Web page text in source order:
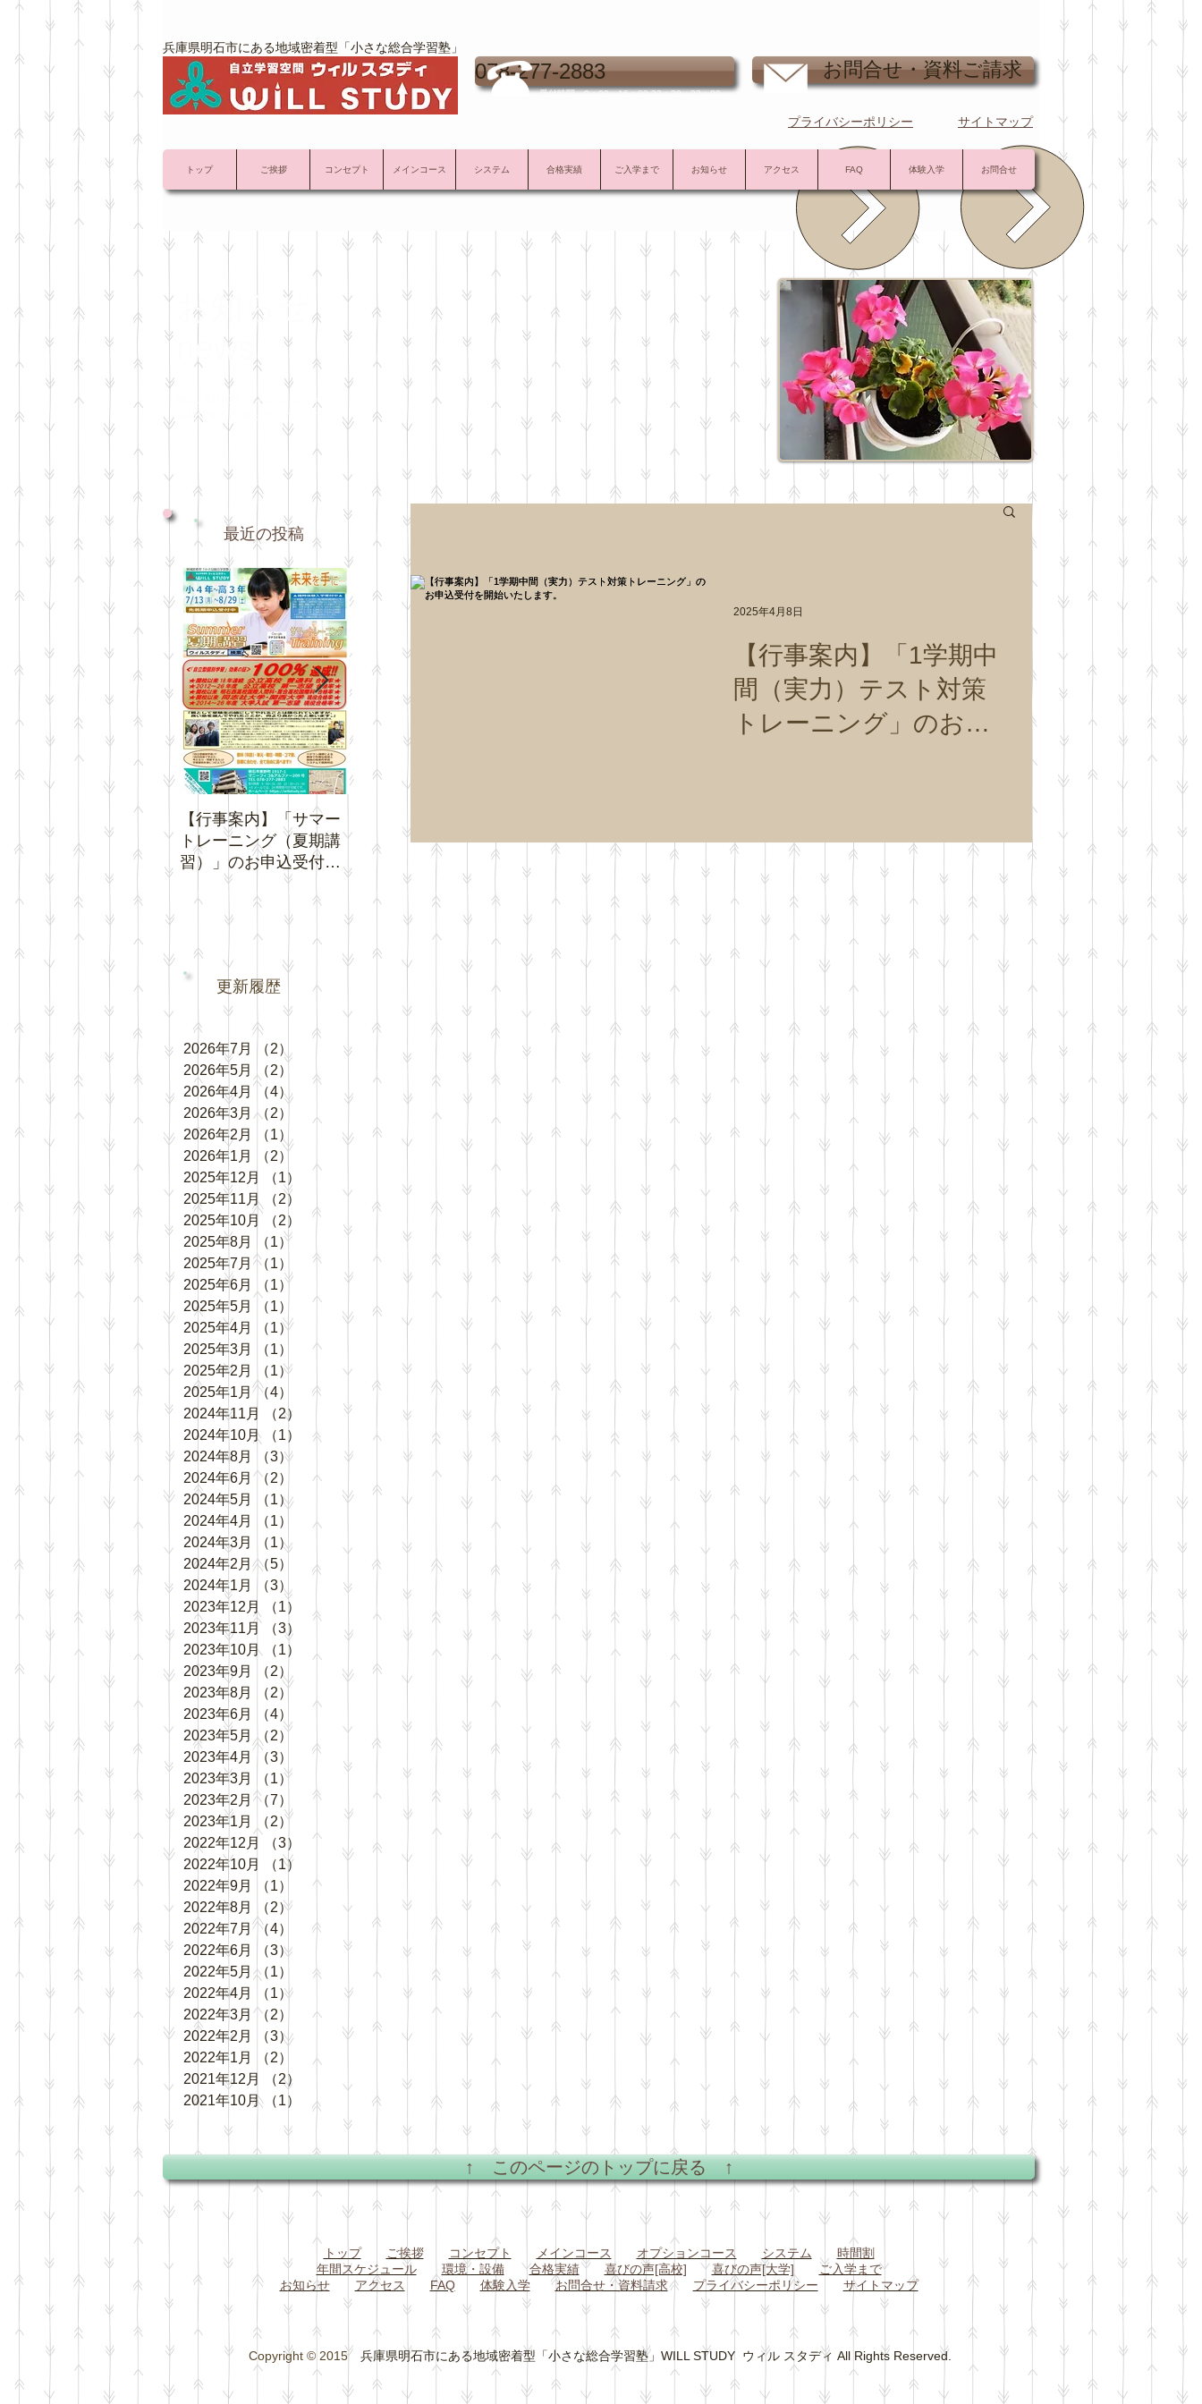
兵庫県明石市にある地域密着型「小さな総合学習塾」
078-277-2883
受付時間 9：00～16：00 22：30～23：00
お問合せ・資料ご請求
プライバシーポリシー サイトマップ
トップ ご挨拶 コンセプト メインコース システム 合格実績 ご入学まで お知らせ アクセス FAQ 体験入学 お問合せ
お知らせ
news
WILL STUDY ウィル スタディの
最新情報をお知らせいたします。
最近の投稿
【行事案内】「サマー
トレーニング（夏期講
習）」のお申込受付を
開始いたします。
間中の「通常トレーニ
ング」の日程について
ジネスプロフィールの
クチコミをご覧くださ
末テスト対策トレーニ
ング」のお申込受付を
開始いたします。
間テスト対策トレーニ
ング」のお申込受付を
開始いたします。
【行事案内】「1学期中
間（実力）テスト対策
トレーニング」のお申
2025年4月8日
更新履歴
2026年7月 （2）
2件の記事
2026年5月
（2）
2026年4月
（4） 4件の記事
2026年3月 （2）
2026年2月
（1）
1件の記事
2026年1月
（2）
2025年12月
（1）
2025年11月
（2）
2件の記事
2025年10月
（2）
2件の記事
2025年8月
（1）
2025年7月 （1）
1件の記事
2025年6月
（1） 1件の記事
2025年5月
（1）
1件の記事
2025年4月
（1）1件の記事
2025年3月
（1）
1件の記事
2025年2月
（1） 1件の記事
2025年1月 （4）
4件の記事
2024年11月
（2）
2件の記事
2024年10月
（1）
1件の記事
2024年8月
（3）3件の記事
2024年6月 （2）
2件の記事
2024年5月
（1）1件の記事
2024年4月
（1）
1件の記事
2024年3月
（1）
2024年2月 （5）
5件の記事
2024年1月
（3）
3件の記事
2023年12月
（1）
2023年11月
（3）
3件の記事
2023年10月
（1）
2023年9月
（2）
2件の記事
2023年8月
（2）
2023年6月
（4）
2023年5月 （2）
2件の記事
2023年4月
（3）
3件の記事
2023年3月
（1）
2023年2月 （7）
7件の記事
2023年1月
（2） 2件の記事
2022年12月
（3）
3件の記事
2022年10月
（1）
1件の記事
2022年9月
（1）
1件の記事
2022年8月
（2） 2件の記事
2022年7月 （4）
4件の記事
2022年6月
（3） 3件の記事
2022年5月 （1）
1件の記事
2022年4月
（1）1件の記事
2022年3月 （2）
2件の記事
2022年2月
（3）3件の記事
2022年1月
（2）
2件の記事
2021年12月
（2）
2021年10月
（1） 1件の記事
↑ このページのトップに戻る ↑
トップ ご挨拶 コンセプト メインコース オプションコース システム
時間割
年間スケジュール
環境・設備 合格実績 喜びの声[高校] 喜びの声[大学]
ご入学まで
お知らせ
アクセス FAQ 体験入学 お問合せ・資料請求 プライバシーポリシー サイトマップ
Copyright © 2015 兵庫県明石市にある地域密着型「小さな総合学習塾」WILL STUDY ウィル スタディ All Rights Reserved.